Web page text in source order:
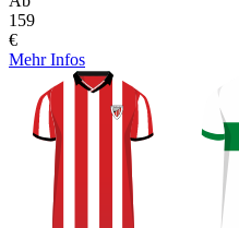
159
€
Mehr Infos